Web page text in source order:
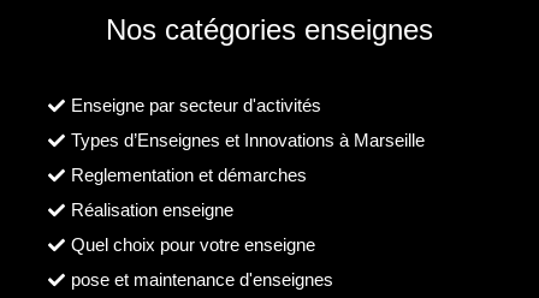
Nos catégories enseignes
Enseigne par secteur d'activités
Types d’Enseignes et Innovations à Marseille
Reglementation et démarches
Réalisation enseigne
Quel choix pour votre enseigne
pose et maintenance d'enseignes